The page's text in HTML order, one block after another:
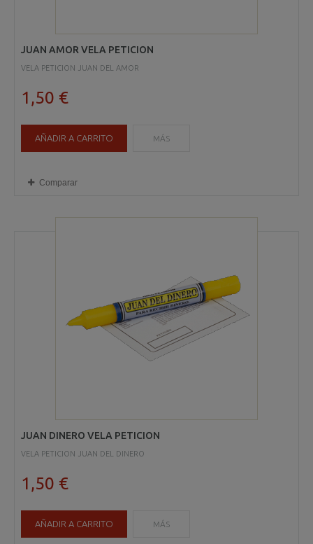
JUAN AMOR VELA PETICION
VELA PETICION JUAN DEL AMOR
1,50 €
AÑADIR A CARRITO MÁS
Comparar
JUAN DINERO VELA PETICION
VELA PETICION JUAN DEL DINERO
1,50 €
AÑADIR A CARRITO MÁS